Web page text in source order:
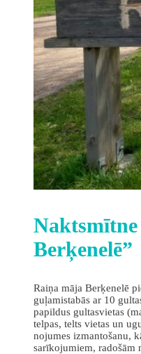
Berķenelē”
Raiņa māja Berķenelē
guļamistabās ar 10
papildus gultasvietas
telpas, telts vietas un
nojumes izmantošanu,
sarīkojumiem, radošām